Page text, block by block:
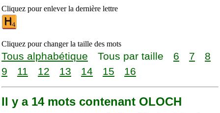
Cliquez pour enlever la dernière lettre
Cliquez pour changer la taille des mots
Tous alphabétique Tous par taille 6 7
8
9
11 12 13 14 15 16
Il y a 14 mots contenant OLOCH